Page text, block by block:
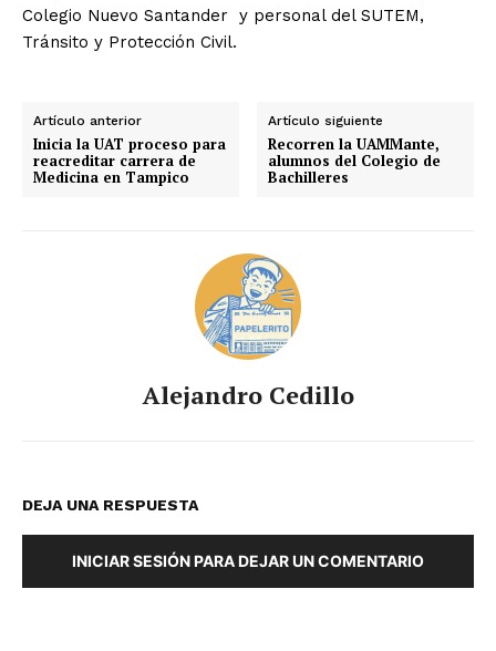
Colegio Nuevo Santander y personal del SUTEM,
Tránsito y Protección Civil.
Artículo anterior
Inicia la UAT proceso para
reacreditar carrera de
Medicina en Tampico
Artículo siguiente
Recorren la UAMMante,
alumnos del Colegio de
Bachilleres
Alejandro Cedillo
DEJA UNA RESPUESTA
INICIAR SESIÓN PARA DEJAR UN COMENTARIO